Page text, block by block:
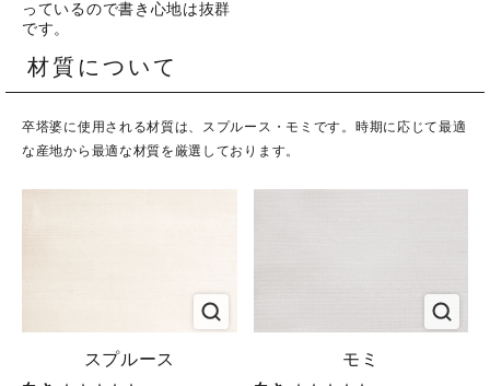
っているので書き心地は抜群
です。
材質について
卒塔婆に使用される材質は、スプルース・モミです。時期に応じて最適
な産地から最適な材質を厳選しております。
スプルース モミ